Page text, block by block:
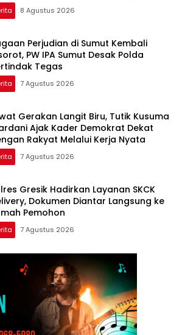
8 Agustus 2026
Perjudian di Sumut Kembali
PW IPA Sumut Desak Polda
Tegas
7 Agustus 2026
Gerakan Langit Biru, Tutik Kusuma
Ajak Kader Demokrat Dekat
Rakyat Melalui Kerja Nyata
7 Agustus 2026
Gresik Hadirkan Layanan SKCK
Dokumen Diantar Langsung ke
Pemohon
7 Agustus 2026